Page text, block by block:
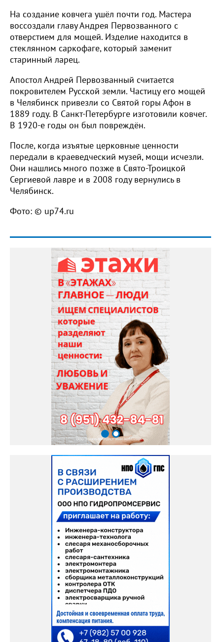
На создание ковчега ушёл почти год. Мастера
воссоздали главу Андрея Первозванного с
отверстием для мощей. Изделие находится в
стеклянном саркофаге, который заменит
старинный ларец.
Апостол Андрей Первозванный считается
покровителем Русской земли. Частицу его мощей
в Челябинск привезли со Святой горы Афон в
1889 году. В Санкт-Петербурге изготовили ковчег.
В 1920-е годы он был повреждён.
После, когда изъятые церковные ценности
передали в краеведческий музей, мощи исчезли.
Они нашлись много позже в Свято-Троицкой
Сергиевой лавре и в 2008 году вернулись в
Челябинск.
Фото: © up74.ru